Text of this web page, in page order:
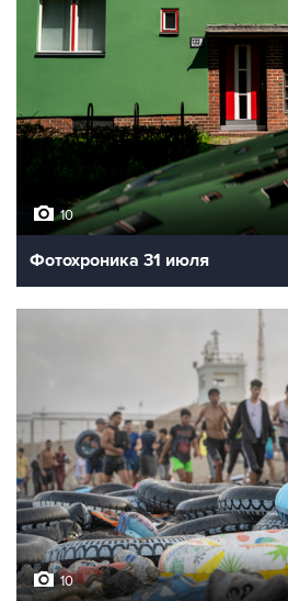
10
Фотохроника 31 июля
10